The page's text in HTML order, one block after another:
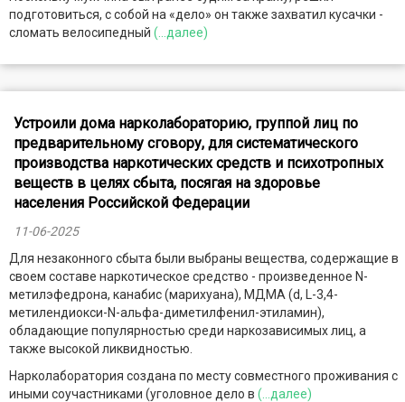
подготовиться, с собой на «дело» он также захватил кусачки -
сломать велосипедный (...далее)
Устроили дома нарколабораторию, группой лиц по
предварительному сговору, для систематического
производства наркотических средств и психотропных
веществ в целях сбыта, посягая на здоровье
населения Российской Федерации
11-06-2025
Для незаконного сбыта были выбраны вещества, содержащие в
своем составе наркотическое средство - произведенное N-
метилэфедрона, канабис (марихуана), МДМА (d, L-3,4-
метилендиокси-N-альфа-диметилфенил-этиламин),
обладающие популярностью среди наркозависимых лиц, а
также высокой ликвидностью.
Нарколаборатория создана по месту совместного проживания с
иными соучастниками (уголовное дело в (...далее)